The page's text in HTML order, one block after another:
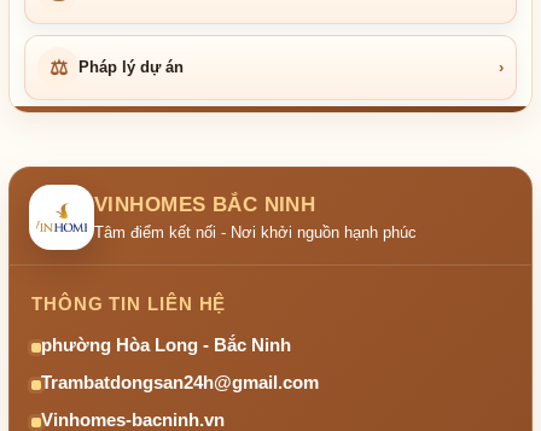
⚖ Pháp lý dự án ›
VINHOMES BẮC NINH
Tâm điểm kết nối - Nơi khởi nguồn hạnh phúc
THÔNG TIN LIÊN HỆ
phường Hòa Long - Bắc Ninh
Trambatdongsan24h@gmail.com
Vinhomes-bacninh.vn